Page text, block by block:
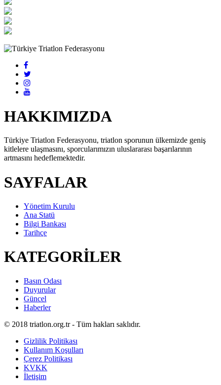
HAKKIMIZDA
Türkiye Triatlon Federasyonu, triatlon sporunun ülkemizde geniş
kitlelere ulaşmasını, sporcularımızın uluslararası başarılarının
artmasını hedeflemektedir.
SAYFALAR
Yönetim Kurulu
Ana Statü
Bilgi Bankası
Tarihçe
KATEGORİLER
Basın Odası
Duyurular
Güncel
Haberler
© 2018 triatlon.org.tr - Tüm hakları saklıdır.
Gizlilik Politikası
Kullanım Koşulları
Çerez Politikası
KVKK
İletişim